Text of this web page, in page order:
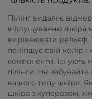
Пілінг видаляє
відлущуванню шкіра
вирівнювати рельєф.
поліпшує свій колір
компоненти. Існують
пілінги. Не
вашого типу шкіри.
шкіра з куперозом,